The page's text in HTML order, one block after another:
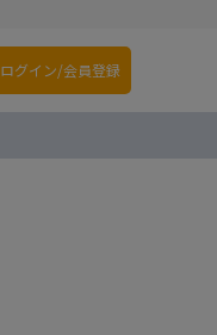
ログイン/会員登録